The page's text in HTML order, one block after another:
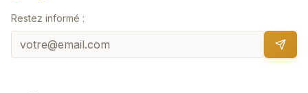
Restez informé :